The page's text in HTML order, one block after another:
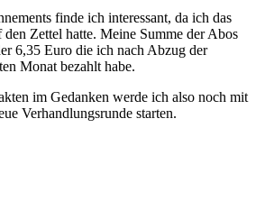
finde ich interessant, da ich das
den Zettel hatte. Meine Summe der Abos
6,35 Euro die ich nach Abzug der
Monat bezahlt habe.
im Gedanken werde ich also noch mit
Verhandlungsrunde starten.